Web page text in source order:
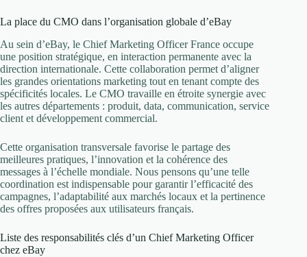
La place du CMO dans l’organisation globale d’eBay
Au sein d’eBay, le Chief Marketing Officer France occupe
une position stratégique, en interaction permanente avec la
direction internationale. Cette collaboration permet d’aligner
les grandes orientations marketing tout en tenant compte des
spécificités locales. Le CMO travaille en étroite synergie avec
les autres départements : produit, data, communication, service
client et développement commercial.
Cette organisation transversale favorise le partage des
meilleures pratiques, l’innovation et la cohérence des
messages à l’échelle mondiale. Nous pensons qu’une telle
coordination est indispensable pour garantir l’efficacité des
campagnes, l’adaptabilité aux marchés locaux et la pertinence
des offres proposées aux utilisateurs français.
Liste des responsabilités clés d’un Chief Marketing Officer
chez eBay